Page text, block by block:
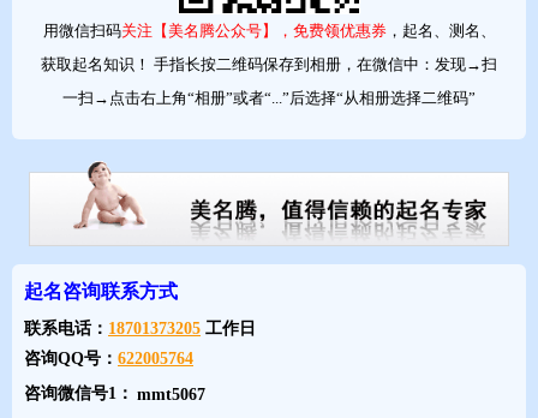
平，音律优美，朗朗上口。
用微信扫码关注【美名腾公众号】，免费领优惠券，起名、测名、
获取起名知识！ 手指长按二维码保存到相册，在微信中：发现→扫
一扫→点击右上角“相册”或者“...”后选择“从相册选择二维码”
起名咨询联系方式
联系电话： 18701373205 工作日
咨询QQ号： 622005764
咨询微信号1：